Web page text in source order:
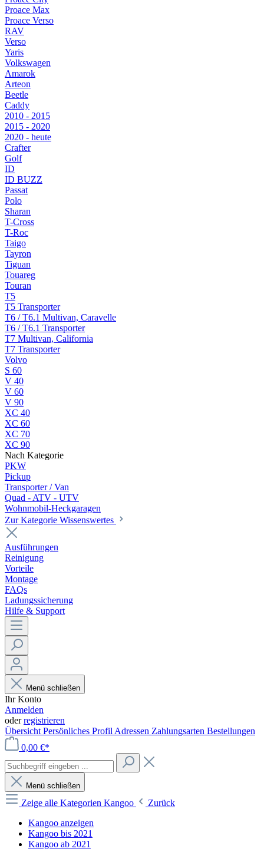
Proace Max
Proace Verso
RAV
Verso
Yaris
Volkswagen
Amarok
Arteon
Beetle
Caddy
2010 - 2015
2015 - 2020
2020 - heute
Crafter
Golf
ID
ID BUZZ
Passat
Polo
Sharan
T-Cross
T-Roc
Taigo
Tayron
Tiguan
Touareg
Touran
T5
T5 Transporter
T6 / T6.1 Multivan, Caravelle
T6 / T6.1 Transporter
T7 Multivan, California
T7 Transporter
Volvo
S 60
V 40
V 60
V 90
XC 40
XC 60
XC 70
XC 90
Nach Kategorie
PKW
Pickup
Transporter / Van
Quad - ATV - UTV
Wohnmobil-Heckgaragen
Zur Kategorie Wissenswertes
Ausführungen
Reinigung
Vorteile
Montage
FAQs
Ladungssicherung
Hilfe & Support
Menü schließen
Ihr Konto
Anmelden
oderregistrieren
Übersicht Persönliches Profil Adressen Zahlungsarten Bestellungen
0,00 €*
Menü schließen
Zeige alle Kategorien Kangoo
Zurück
Kangoo anzeigen
Kangoo bis 2021
Kangoo ab 2021